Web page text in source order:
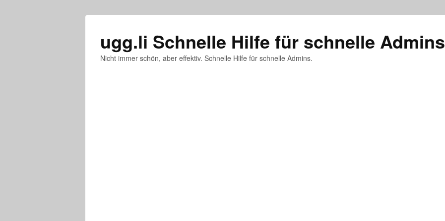
ugg.li Schnelle Hilfe für schnelle Admins
Nicht immer schön, aber effektiv. Schnelle Hilfe für schnelle Admins.